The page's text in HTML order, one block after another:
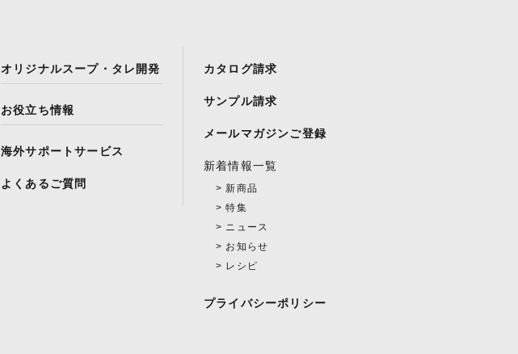
オリジナルスープ・タレ開発
お役立ち情報
海外サポートサービス
よくあるご質問
カタログ請求
サンプル請求
メールマガジンご登録
新着情報一覧
新商品
特集
ニュース
お知らせ
レシピ
プライバシーポリシー